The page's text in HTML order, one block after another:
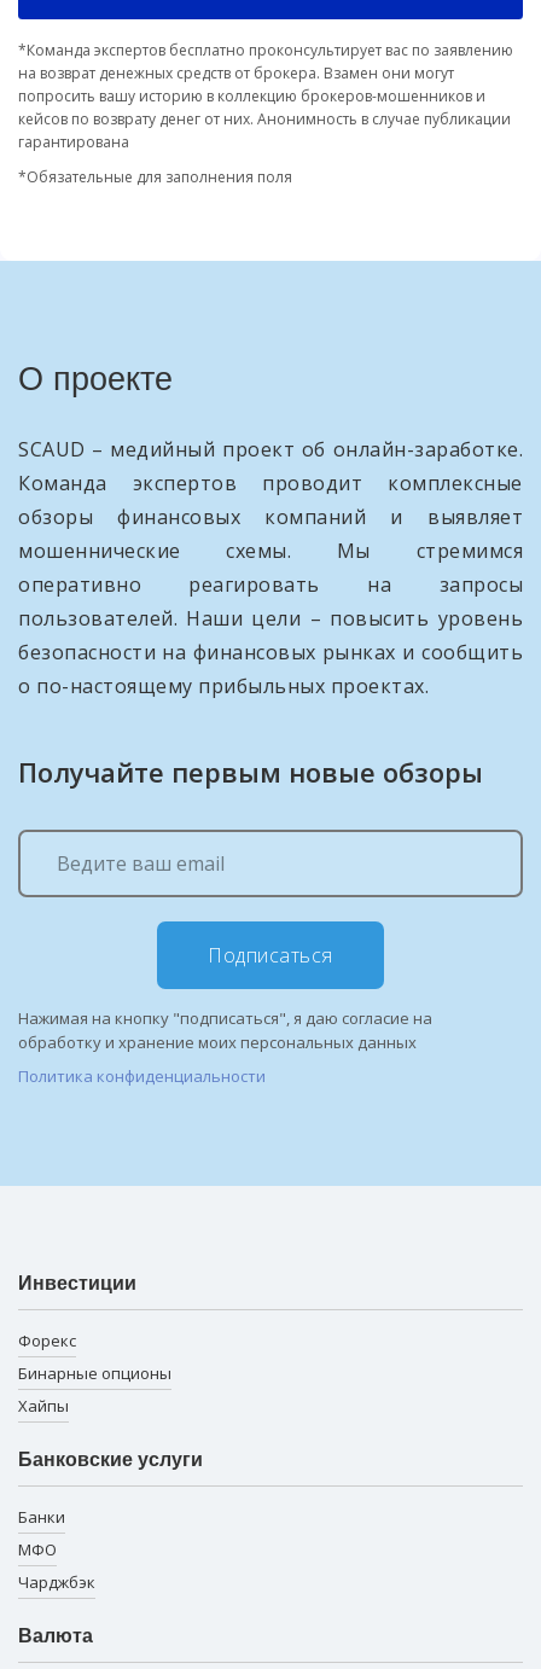
*Команда экспертов бесплатно проконсультирует вас по заявлению
на возврат денежных средств от брокера. Взамен они могут
попросить вашу историю в коллекцию брокеров-мошенников и
кейсов по возврату денег от них. Анонимность в случае публикации
гарантирована
*Обязательные для заполнения поля
О проекте
SCAUD – медийный проект об онлайн-заработке.
Команда экспертов проводит комплексные
обзоры финансовых компаний и выявляет
мошеннические схемы. Мы стремимся
оперативно реагировать на запросы
пользователей. Наши цели – повысить уровень
безопасности на финансовых рынках и сообщить
о по-настоящему прибыльных проектах.
Получайте первым новые обзоры
Подписаться
Нажимая на кнопку "подписаться", я даю согласие на
обработку и хранение моих персональных данных
Политика конфиденциальности
Инвестиции
Форекс
Бинарные опционы
Хайпы
Банковские услуги
Банки
МФО
Чарджбэк
Валюта